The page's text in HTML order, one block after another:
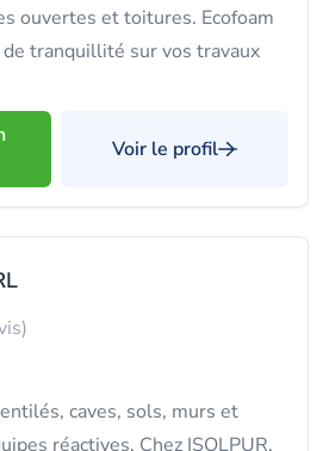
ouvertes et toitures. Ecofoam
tranquillité sur vos travaux
Voir le profil
caves, sols, murs et
réactives. Chez ISOLPUR,